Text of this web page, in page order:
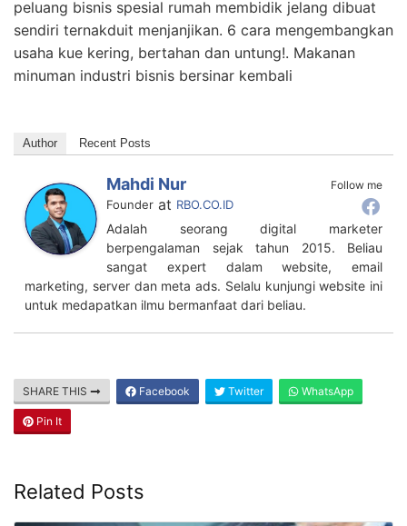
lebaran kering kue usaha roti resep parcel potensi
peluang bisnis spesial rumah membidik jelang dibuat
sendiri ternakduit menjanjikan
sendiri ternakduit menjanjikan. 6 cara mengembangkan
minuman industri bisnis bersinar kembali
Author Recent Posts
Mahdi Nur
sangat expert dalam website, email
marketing, server dan meta ads. Selalu kunjungi website ini
untuk medapatkan ilmu bermanfaat dari beliau.